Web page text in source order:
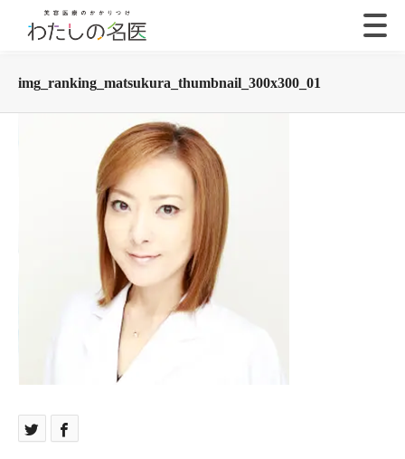
img_ranking_matsukura_thumbnail_300x300_01